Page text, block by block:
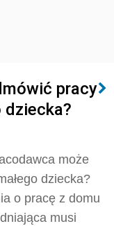
pracy
dziecka?
może
dziecka?
o pracę z domu
musi